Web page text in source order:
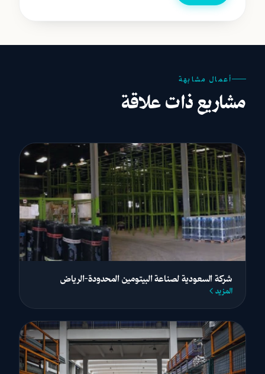
أعمال مشابهة
مشاريع ذات علاقة
شركة السعودية لصناعة البيتومين المحدودة-الرياض
المزيد